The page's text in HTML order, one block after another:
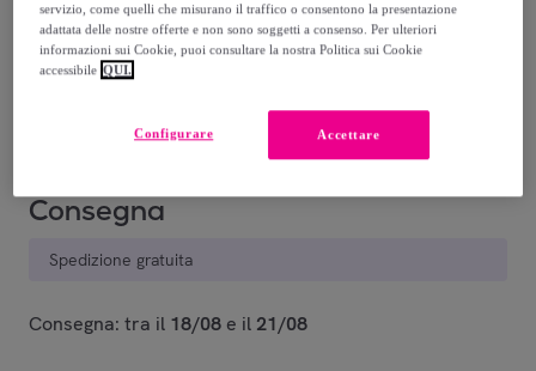
Guida alle taglie
Venduto daPolo Club St. Martin
Consegna
Spedizione gratuita
Consegna: tra il 18/08 e il 21/08
servizio, come quelli che misurano il traffico o consentono la presentazione
adattata delle nostre offerte e non sono soggetti a consenso. Per ulteriori
informazioni sui Cookie, puoi consultare la nostra Politica sui Cookie
accessibile QUI.
Accettare
Configurare